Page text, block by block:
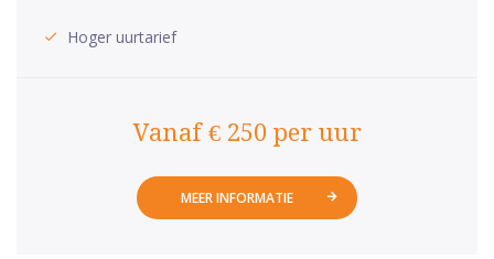
Hoger uurtarief
Vanaf € 250 per uur
MEER INFORMATIE